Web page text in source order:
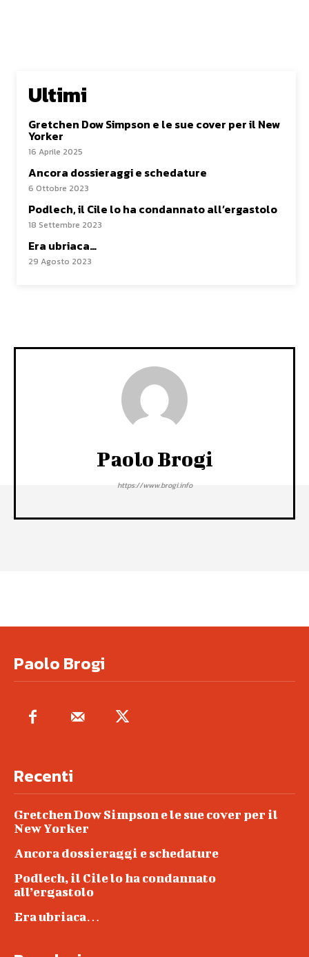
Ultimi
Gretchen Dow Simpson e le sue cover per il New
Yorker
16 Aprile 2025
Ancora dossieraggi e schedature
6 Ottobre 2023
Podlech, il Cile lo ha condannato all’ergastolo
18 Settembre 2023
Era ubriaca…
29 Agosto 2023
Paolo Brogi
https://www.brogi.info
Paolo Brogi
Recenti
Gretchen Dow Simpson e le sue cover per il
New Yorker
Ancora dossieraggi e schedature
Podlech, il Cile lo ha condannato
all’ergastolo
Era ubriaca…